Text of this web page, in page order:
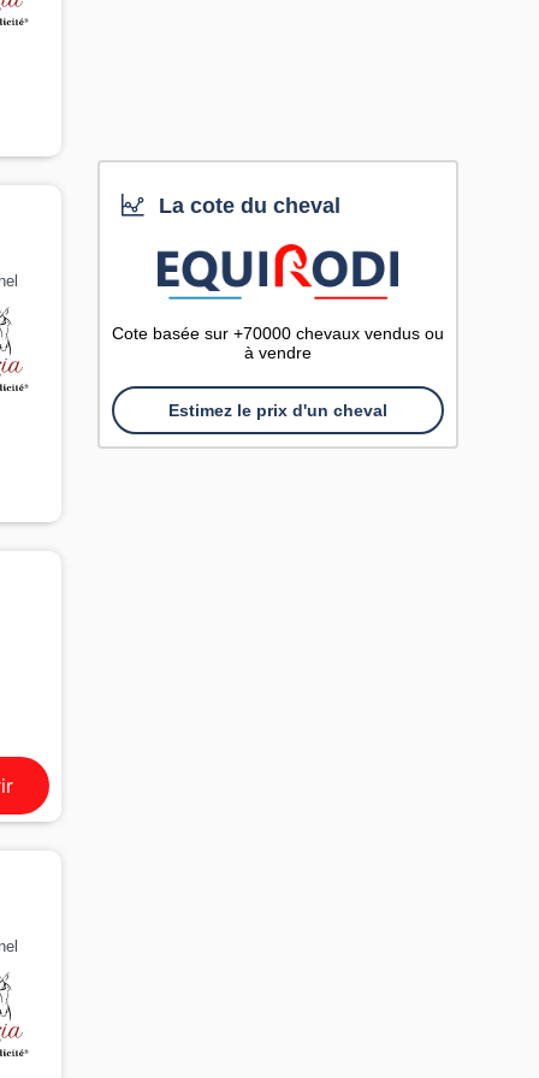
La cote du cheval
Cote basée sur +70000 chevaux vendus ou
à vendre
Estimez le prix d'un cheval